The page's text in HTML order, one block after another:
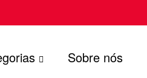
Sobre nós